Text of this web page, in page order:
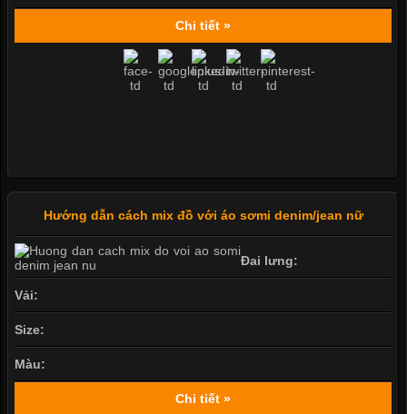
Chi tiết »
Hướng dẫn cách mix đồ với áo sơmi denim/jean nữ
Đai lưng:
Vải:
Size:
Màu:
Chi tiết »